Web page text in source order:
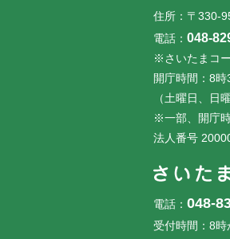
住所：〒330-
電話： 048-
※さいたまコ
開庁時間：8
（土曜日、日
※一部、開庁
法人番号
電話： 048-
受付時間：8時